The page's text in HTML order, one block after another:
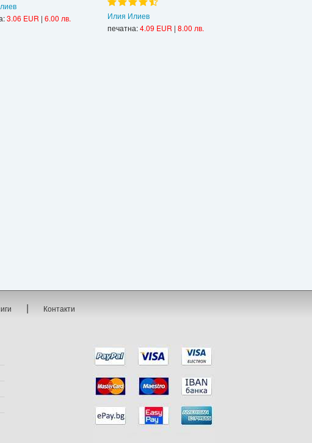
3.06 EUR | 6.00 лв.
Илия Илиев
печатна:4.09 EUR | 8.00 лв.
| Контакти